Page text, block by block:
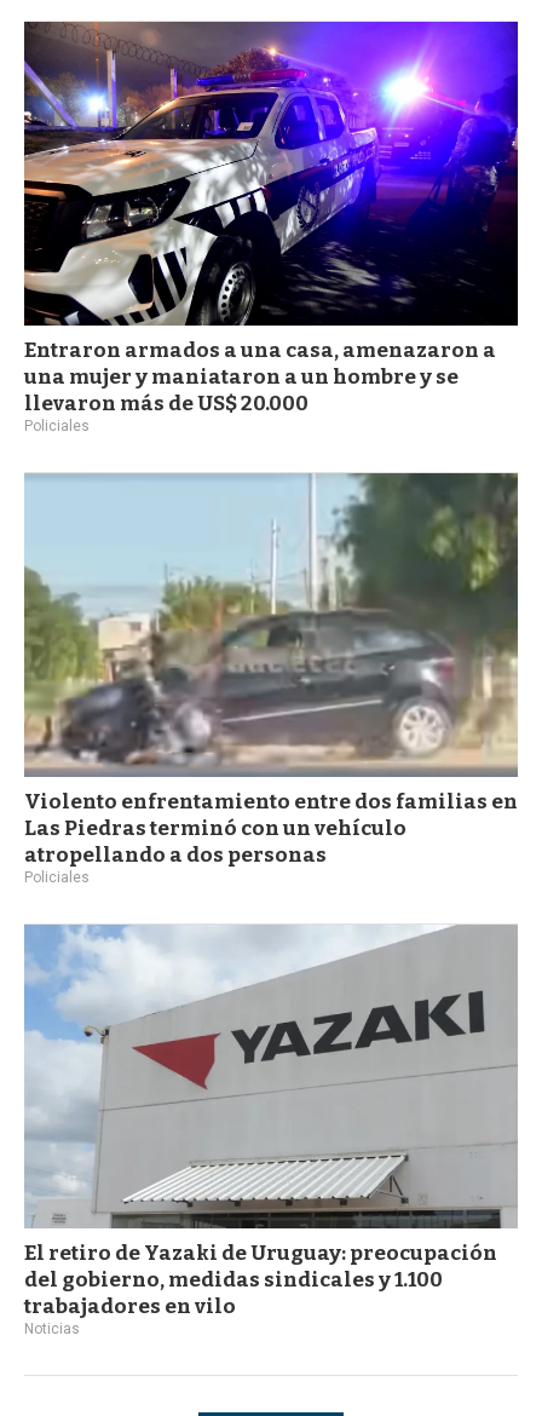
Entraron armados a una casa, amenazaron a
una mujer y maniataron a un hombre y se
llevaron más de US$ 20.000
Policiales
Violento enfrentamiento entre dos familias en
Las Piedras terminó con un vehículo
atropellando a dos personas
Policiales
El retiro de Yazaki de Uruguay: preocupación
del gobierno, medidas sindicales y 1.100
trabajadores en vilo
Noticias